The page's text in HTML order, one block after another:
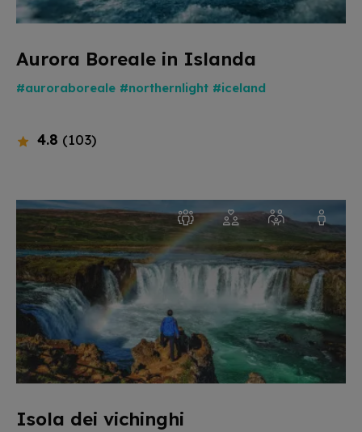
Aurora Boreale in Islanda
#auroraboreale #northernlight #iceland
4.8 (103)
Isola dei vichinghi